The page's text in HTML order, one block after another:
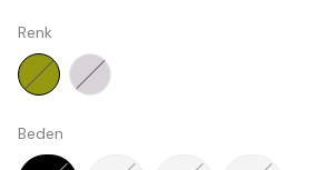
Renk
Beden